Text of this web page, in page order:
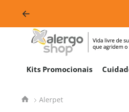
Kits Promocionais
Alerpet